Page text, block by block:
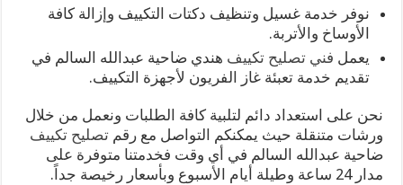
نوفر خدمة غسيل وتنظيف دكتات التكييف وإزالة كافة
الأوساخ والأتربة.
يعمل فني تصليح تكييف هندي ضاحية عبدالله السالم في
تقديم خدمة تعبئة غاز الفريون لأجهزة التكييف.
نحن على استعداد دائم لتلبية كافة الطلبات ونعمل من خلال
ورشات متنقلة حيث يمكنكم التواصل مع رقمتصليح تكييف
ضاحية عبدالله السالم في أي وقت فخدمتنا متوفرة على
مدار 24 ساعة وطيلة أيام الأسبوع وبأسعار رخيصة جداً.